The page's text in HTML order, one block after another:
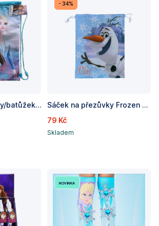
Sáček na přezůvky/batůžek Frozen / Ledové království, rozměry: 43 x 32 cm
- 34%
Sáček na přezůvky Frozen ´´ Olaf ´´
79 Kč
Skladem
novinka